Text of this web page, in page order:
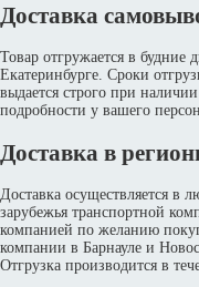
Доставка
Товар отгружается в будние
Екатеринбурге. Сроки
выдается строго при
подробности у вашего
Доставка в
Доставка осуществляется в
зарубежья транспортной
компанией по желанию
компании в Барнауле и
Отгрузка производится в